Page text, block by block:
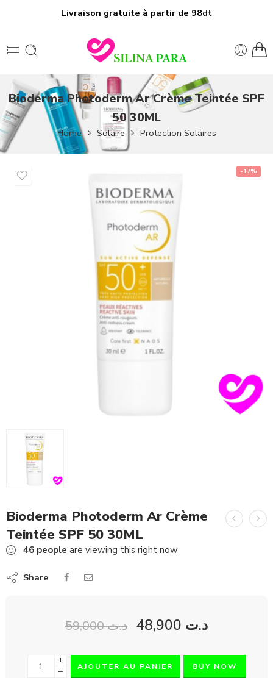
Livraison gratuite à partir de 98dt
Bioderma Photoderm Ar Crème Teintée SPF
50 30ML
Home Solaire Protection Solaires
-17%
Bioderma Photoderm Ar Crème
Teintée SPF 50 30ML
46 people are viewing this right now
Share
د.ت59,000 د.ت
+
−
AJOUTER AU PANIER BUY NOW